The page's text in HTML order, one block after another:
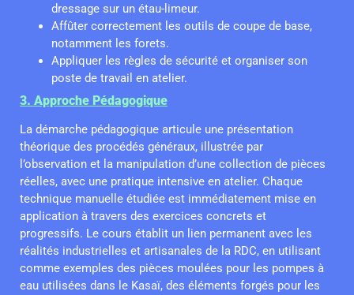
dressage sur un étau-limeur.
Affûter correctement les outils de coupe de base,
notamment les forets.
Appliquer les règles de sécurité et organiser son
poste de travail en atelier.
3. Approche Pédagogique
La démarche pédagogique articule une présentation
théorique des procédés généraux, illustrée par
l’observation et la manipulation d’une collection de pièces
réelles, avec une pratique intensive en atelier. Chaque
technique manuelle étudiée est immédiatement mise en
application à travers des exercices concrets et
progressifs. Le cours établit un lien permanent avec les
réalités industrielles et artisanales de la RDC, en utilisant
comme exemples des pièces moulées pour les pompes à
eau utilisées dans le Kasaï, des éléments forgés pour les